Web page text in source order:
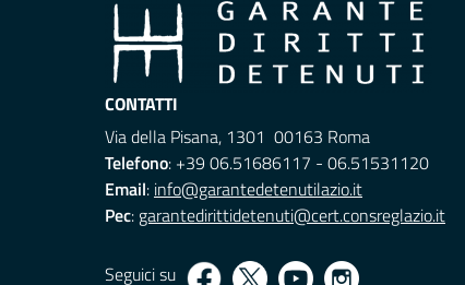
CONTATTI
Via della Pisana, 1301 00163 Roma
Telefono: +39 06.51686117 - 06.51531120
Email: info@garantedetenutilazio.it
Pec: garantedirittidetenuti@cert.consreglazio.it
Seguici su